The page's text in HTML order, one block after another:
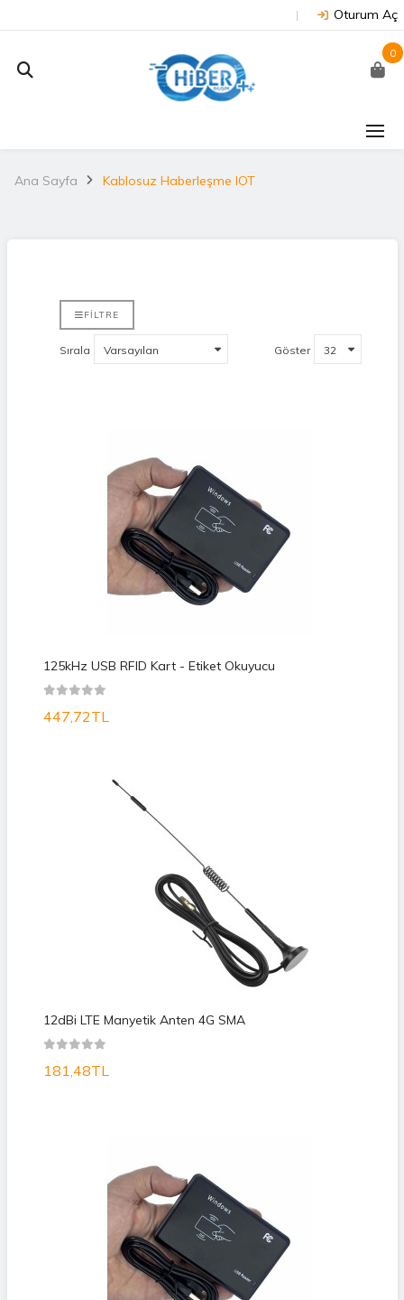
Oturum Aç
0
Ana Sayfa Kablosuz Haberleşme IOT
FILTRE
Sırala Göster
125kHz USB RFID Kart - Etiket Okuyucu
447,72TL
12dBi LTE Manyetik Anten 4G SMA
181,48TL